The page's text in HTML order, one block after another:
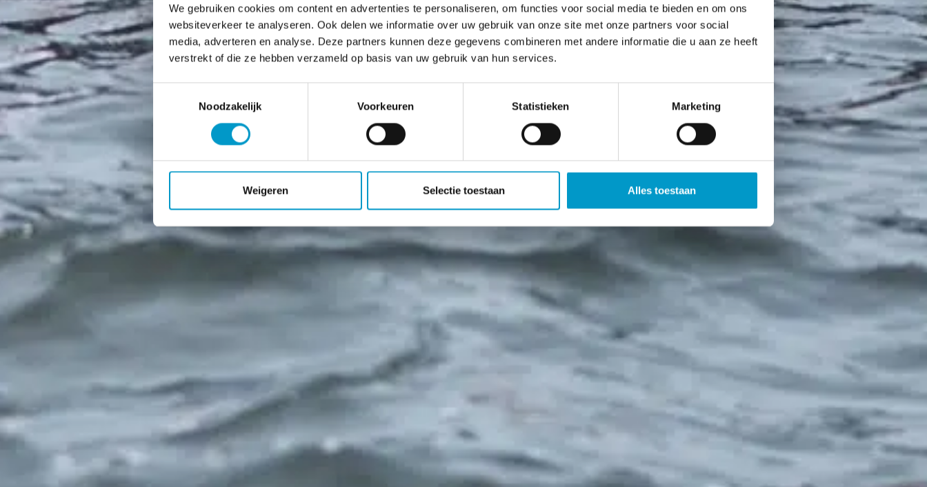
We gebruiken cookies om content en advertenties te personaliseren, om functies voor social media te bieden en om ons
websiteverkeer te analyseren. Ook delen we informatie over uw gebruik van onze site met onze partners voor social
media, adverteren en analyse. Deze partners kunnen deze gegevens combineren met andere informatie die u aan ze heeft
verstrekt of die ze hebben verzameld op basis van uw gebruik van hun services.
Noodzakelijk
Voorkeuren Statistieken Marketing
Weigeren Selectie toestaan Alles toestaan